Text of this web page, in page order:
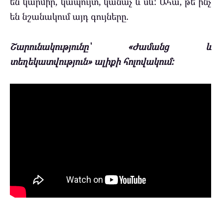
են նշանակում այդ գույները.
Շարունակությունը՝ «Ժամանց և
տեղեկատվություն» ալիքի հոլովակում: